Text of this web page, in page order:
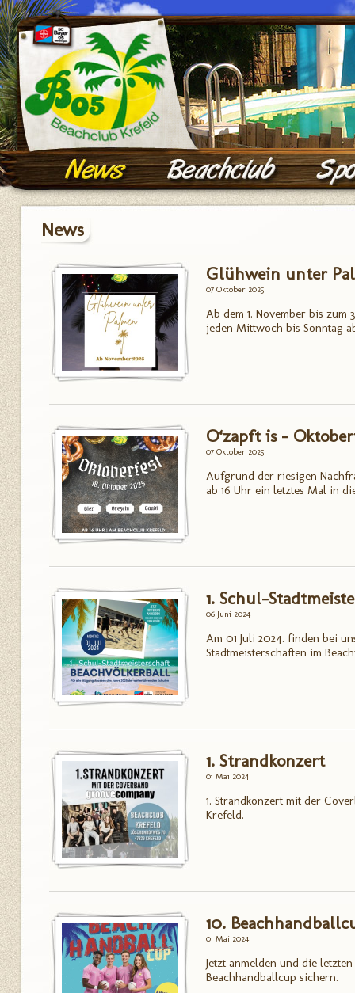
News
Glühwein unter
07 Oktober 2025
Ab dem 1. November bis
jeden Mittwoch bis Sonntag
O‘zapft is –
07 Oktober 2025
Aufgrund der riesigen
ab 16 Uhr ein letztes Mal in
1. Schul-
06 Juni 2024
Am 01 Juli 2024. finden bei
Stadtmeisterschaften im
1. Strandkonzert
01 Mai 2024
1. Strandkonzert mit der
Krefeld.
10.
01 Mai 2024
Jetzt anmelden und die
Beachhandballcup sichern.